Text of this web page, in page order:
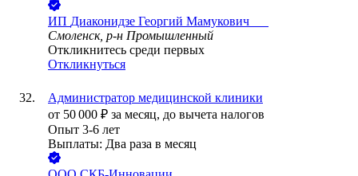
ИП Диаконидзе Георгий Мамукович ​ ​ ​ ​ ​ ​
Смоленск, р-н Промышленный
Откликнитесь среди первых
Откликнуться
Администратор медицинской клиники
от 50 000 ₽ за месяц, до вычета налогов
Опыт 3-6 лет
Выплаты: Два раза в месяц